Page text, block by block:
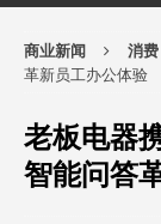
商业新闻 消费
革新员工办公体验
老板电器
智能问答